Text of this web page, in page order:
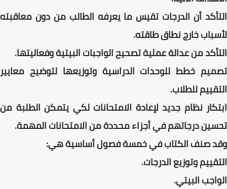
التأكد أن الدرجات تقيس ما يعرفه الطالب من دون معاقبته
لأسباب خارج نطاق طاقته.
التأكد من عدالة عملية تصحيح الواجبات البيتية وفعاليتها.
تصميم خطط للوحدات الدراسية وتوزيعها لتوضيح معايير
التقييم للطلاب.
ابتكار نظام جديد لإعادة الامتحانات لكي يتمكن الطلبة من
تحسين درجاتهم في أجزاء محددة من الامتحانات المهمة.
وقد صنف الكتاب في خمسة فصول أساسية هي:
التقييم وتوزيع الدرجات.
الواجب البيتي.